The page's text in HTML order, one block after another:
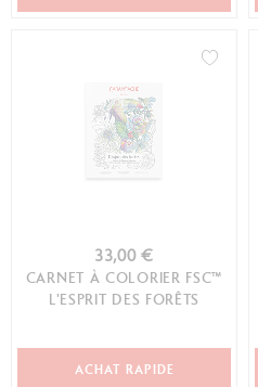
33,00 €
CARNET À COLORIER FSC™
L'ESPRIT DES FORÊTS
ACHAT RAPIDE